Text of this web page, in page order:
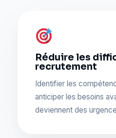
Réduire les
recrutement
Identifier les
anticiper les besoins
deviennent des